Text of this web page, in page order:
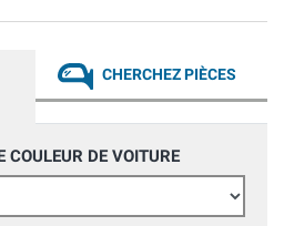
CHERCHEZ PIÈCES
COULEUR DE VOITURE